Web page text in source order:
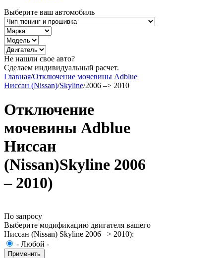
Выберите ваш автомобиль
Не нашли свое авто?
Сделаем индивидуальный расчет.
Главная/Отключение мочевины Adblue
Ниссан (Nissan)/Skyline/2006 –> 2010
Отключение
мочевины Adblue
Ниссан
(Nissan)Skyline 2006
– 2010)
По запросу
Выберите модификацию двигателя вашего
Ниссан (Nissan) Skyline 2006 –> 2010):
- Любой -